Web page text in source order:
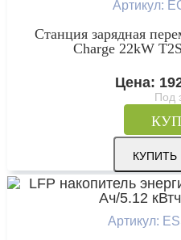
Артикул:
Станция зарядная
Charge 22kW
Цена:
Под
КУПИТЬ
Артикул: